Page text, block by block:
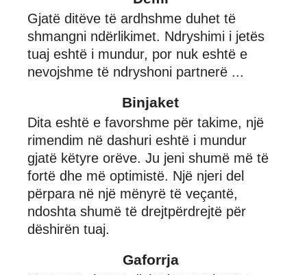
Gjatë ditëve të ardhshme duhet të
shmangni ndërlikimet. Ndryshimi i jetës
tuaj eshtë i mundur, por nuk eshtë e
nevojshme të ndryshoni partnerë ...
Binjaket
Dita eshtë e favorshme për takime, një
rimendim në dashuri eshtë i mundur
gjatë këtyre orëve. Ju jeni shumë më të
fortë dhe më optimistë. Një njeri del
përpara në një mënyrë të veçantë,
ndoshta shumë të drejtpërdrejtë për
dëshirën tuaj.
Gaforrja